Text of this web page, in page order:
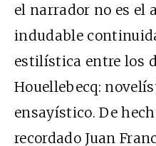
el narrador no es el
indudable
estilística entre los
Houellebecq:
ensayístico. De
recordado Juan